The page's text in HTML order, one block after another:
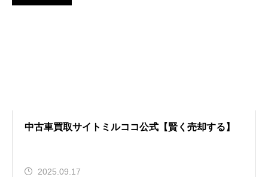
中古車買取サイトミルココ公式【賢く売却する】
2025.09.17